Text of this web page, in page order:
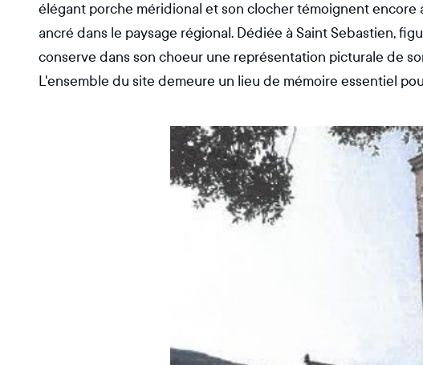
élégant porche méridional et son clocher témoignent
ancré dans le paysage régional. Dédiée à Saint Sebastien,
conserve dans son choeur une représentation picturale de
L'ensemble du site demeure un lieu de mémoire essentiel